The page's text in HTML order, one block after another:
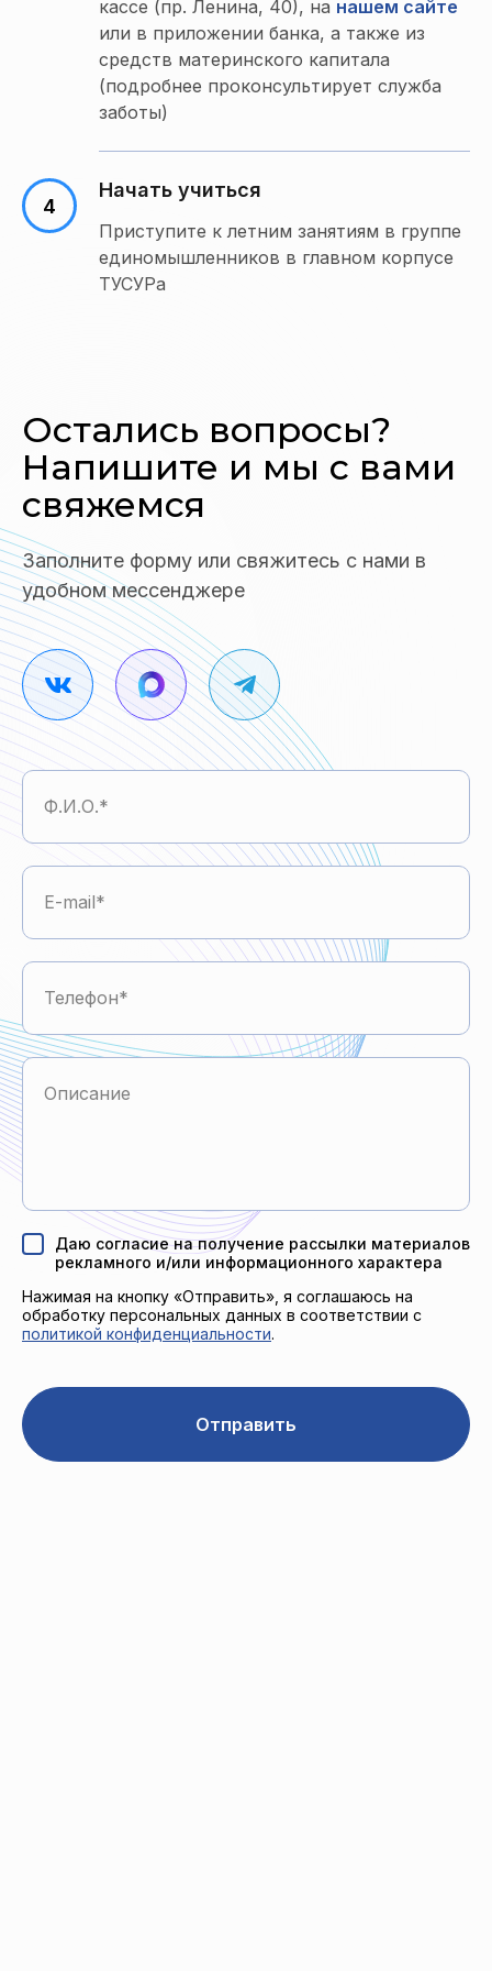
кассе (пр. Ленина, 40), на нашем сайте
или в приложении банка, а также из
средств материнского капитала
(подробнее проконсультирует служба
заботы)
Начать учиться
Приступите к летним занятиям в группе
единомышленников в главном корпусе
ТУСУРа
Остались вопросы?
Напишите и мы с вами
свяжемся
Заполните форму или свяжитесь с нами в
удобном мессенджере
Ф.И.О.
E-mail
Телефон
Описание
Даю согласие на получение рассылки материалов
рекламного и/или информационного характера
Нажимая на кнопку «Отправить», я соглашаюсь на
обработку персональных данных в соответствии с
политикой конфиденциальности.
Отправить